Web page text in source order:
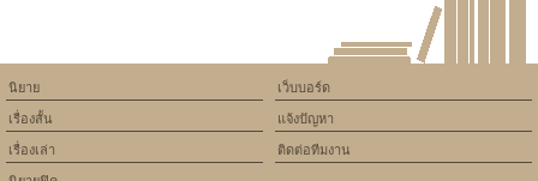
เว็บบอร์ด
แจ้งปัญหา
ติดต่อทีมงาน
นิยาย
เรื่องสั้น
เรื่องเล่า